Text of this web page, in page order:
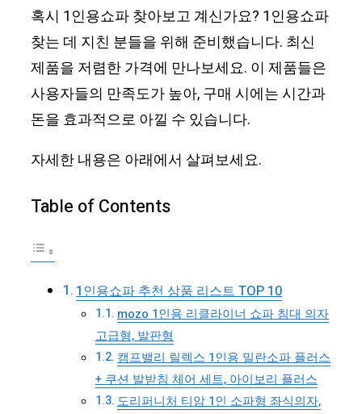
혹시 1인용쇼파 찾아보고 계신가요? 1인용쇼파
찾는 데 지친 분들을 위해 준비했습니다. 최신
제품을 저렴한 가격에 만나보세요. 이 제품들은
사용자들의 만족도가 높아, 구매 시에는 시간과
돈을 효과적으로 아낄 수 있습니다.
자세한 내용은 아래에서 살펴보세요.
Table of Contents
1인용쇼파 추천 상품 리스트 TOP 10
mozo 1인용 리클라이너 쇼파 침대 의자
고급형, 발판형
캠프밸리 릴렉스 1인용 밀란소파 플러스
+ 쿠션 발받침 체어 세트, 아이보리 플러스
도리퍼니처 티암 1인 소파형 좌식의자,